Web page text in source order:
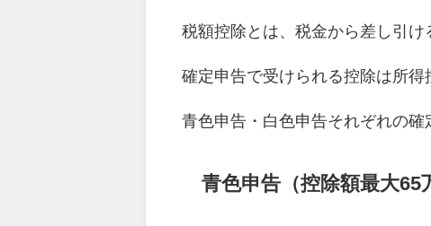
税額控除とは、税金から差し引け
確定申告で受けられる控除は所得
青色申告・白色申告それぞれの確
青色申告（控除額最大65